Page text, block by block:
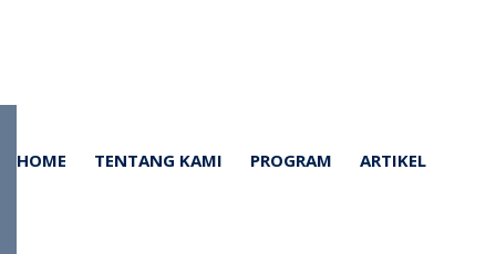
HOME TENTANG KAMI PROGRAM ARTIKEL